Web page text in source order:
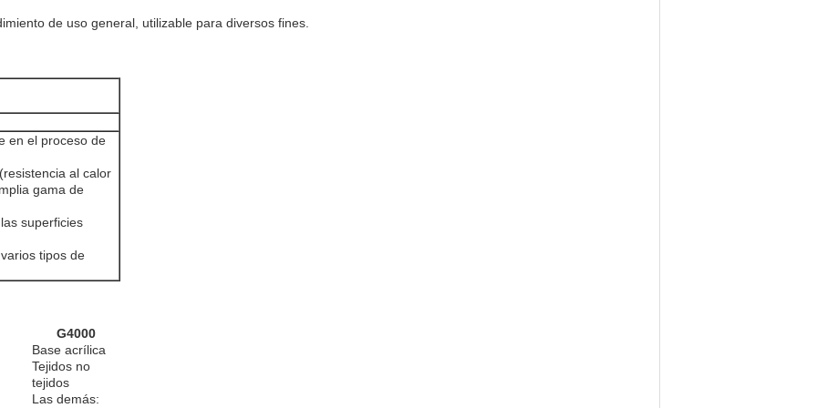
de uso general, utilizable para diversos fines.
en el proceso de
al calor
gama de
superficies
tipos de
G4000
Base acrílica
Tejidos no
tejidos
Las demás: